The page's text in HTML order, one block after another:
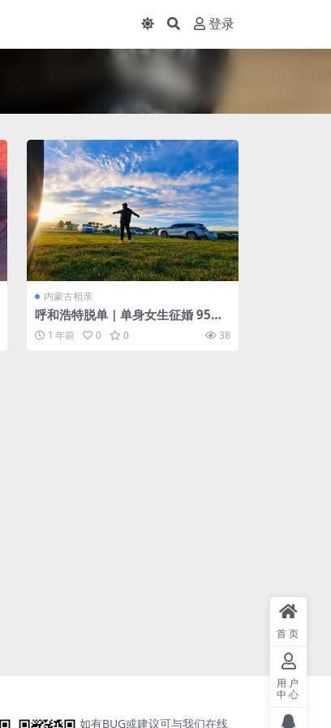
登录
内蒙古相亲
呼和浩特脱单｜单身女生征婚 95年
对另一半的要求：孝顺父母，上进，
顾家疼人，三观正直，收入可观
1 年前 0 0 38
如有BUG或建议可与我们在线
首页
用户
中心